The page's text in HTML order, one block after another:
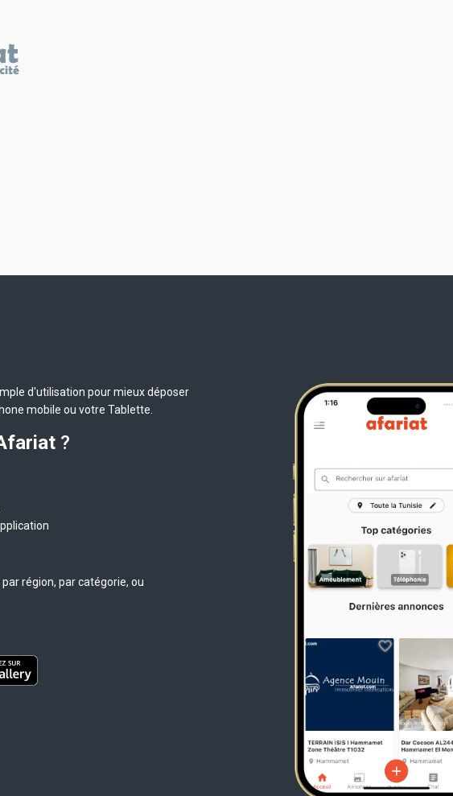
d'utilisation pour mieux déposer
mobile ou votre Tablette.
?
région, par catégorie, ou